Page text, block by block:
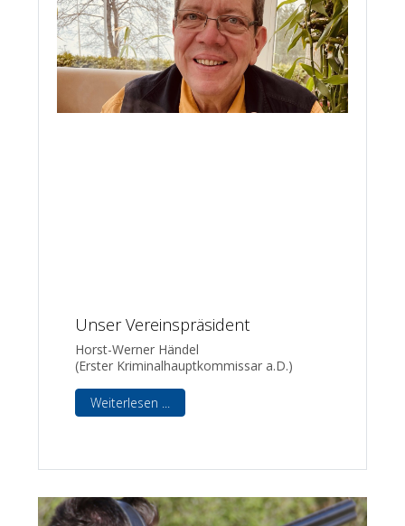
Unser Vereinspräsident
Horst-Werner Händel
(Erster Kriminalhauptkommissar a.D.)
Weiterlesen ...